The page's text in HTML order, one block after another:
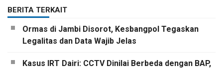
BERITA TERKAIT
Ormas di Jambi Disorot, Kesbangpol Tegaskan
Legalitas dan Data Wajib Jelas
Kasus IRT Dairi: CCTV Dinilai Berbeda dengan BAP,